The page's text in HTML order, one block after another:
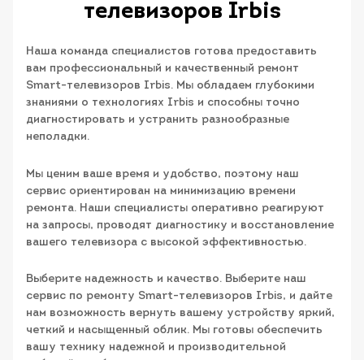
телевизоров Irbis
Наша команда специалистов готова предоставить
вам профессиональный и качественный ремонт
Smart-телевизоров Irbis. Мы обладаем глубокими
знаниями о технологиях Irbis и способны точно
диагностировать и устранить разнообразные
неполадки.
Мы ценим ваше время и удобство, поэтому наш
сервис ориентирован на минимизацию времени
ремонта. Наши специалисты оперативно реагируют
на запросы, проводят диагностику и восстановление
вашего телевизора с высокой эффективностью.
Выберите надежность и качество. Выберите наш
сервис по ремонту Smart-телевизоров Irbis, и дайте
нам возможность вернуть вашему устройству яркий,
четкий и насыщенный облик. Мы готовы обеспечить
вашу технику надежной и производительной